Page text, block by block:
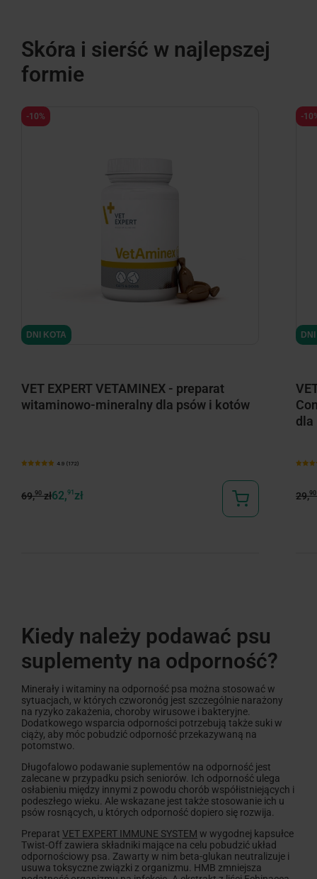
Skóra i sierść w najlepszej
formie
DNI KOTA
VET EXPERT VETAMINEX - preparat
witaminowo-mineralny dla psów i kotów
4.9 (172)
69,90zł62,91 zł
-10%
dla
29,90
-
Kiedy należy podawać psu
suplementy na odporność?
Minerały i witaminy na odporność psa można stosować w
sytuacjach, w których czworonóg jest szczególnie narażony
na ryzyko zakażenia, choroby wirusowe i bakteryjne.
Dodatkowego wsparcia odporności potrzebują także suki w
ciąży, aby móc pobudzić odporność przekazywaną na
potomstwo.
Długofalowo podawanie suplementów na odporność jest
zalecane w przypadku psich seniorów. Ich odporność ulega
osłabieniu między innymi z powodu chorób współistniejących i
podeszłego wieku. Ale wskazane jest także stosowanie ich u
psów rosnących, u których odporność dopiero się rozwija.
Preparat VET EXPERT IMMUNE SYSTEM w wygodnej kapsułce
Twist-Off zawiera składniki mające na celu pobudzić układ
odpornościowy psa. Zawarty w nim beta-glukan neutralizuje i
usuwa toksyczne związki z organizmu. HMB zmniejsza